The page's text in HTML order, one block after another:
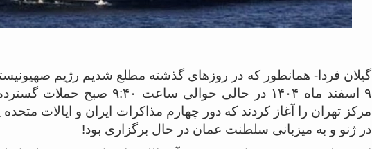
گیلان فردا- همانطور که در روزهای گذشته مطلع شدیم رژیم
۹ اسفند ماه ۱۴۰۴ در حالی حوالی ساعت
در ژنو و به میزبانی سلطنت عمان در حال برگزاری بود!